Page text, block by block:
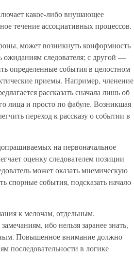
какое-либо внушающее
течение ассоциативных процессов.
может возникнуть конформность
ожиданиям следователя; с другой —
определенные события в целостном
приемы. Например, членение
рассказать сначала лишь об
лица и просто по фабуле. Возникшая
переход к рассказу о событии в
на первоначальное
оценку следователем позиции
может оказать мнемическую
спорные события, подсказать начало
к мелочам, отдельным,
ибо нельзя заранее знать,
Повышенное внимание должно
последовательности в логике